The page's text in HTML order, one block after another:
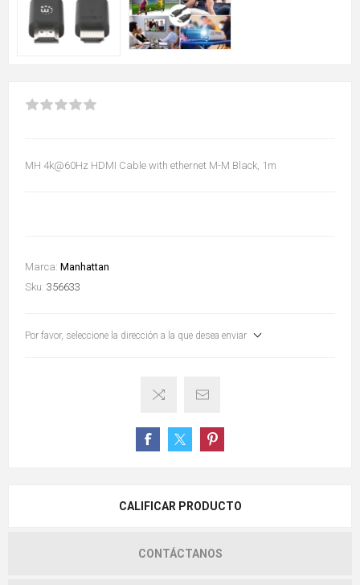
MH 4k@60Hz HDMI Cable with ethernet M-M Black, 1m
Marca: Manhattan
Sku: 356633
Por favor, seleccione la dirección a la que desea enviar
CALIFICAR PRODUCTO
CONTÁCTANOS